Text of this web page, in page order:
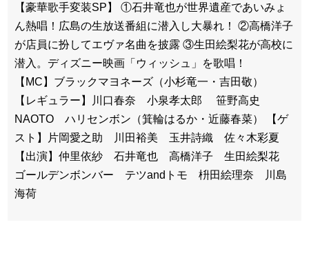
【豪華歌手変装SP】 ①石井竜也が世界遺産であいみょ
ん熱唱！広島の生放送番組に潜入し大暴れ！ ②高橋洋子
が店員に扮してエヴァ名曲を披露 ③生田絵梨花が高校に
潜入。ディズニー映画「ウィッシュ」を歌唱！
【MC】ブラックマヨネーズ（小杉竜一・吉田敬）
【レギュラー】川口春奈 小泉孝太郎 笹野高史
NAOTO ハリセンボン（箕輪はるか・近藤春菜） 【ゲ
スト】片岡愛之助 川田裕美 玉井詩織 佐々木彩夏
【出演】仲里依紗 石井竜也 高橋洋子 生田絵梨花
ゴールデンボンバー テツandトモ 枡田絵理奈 川島
海荷